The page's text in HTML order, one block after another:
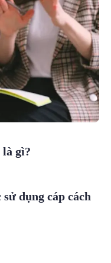
là gì?
dụng cáp cách